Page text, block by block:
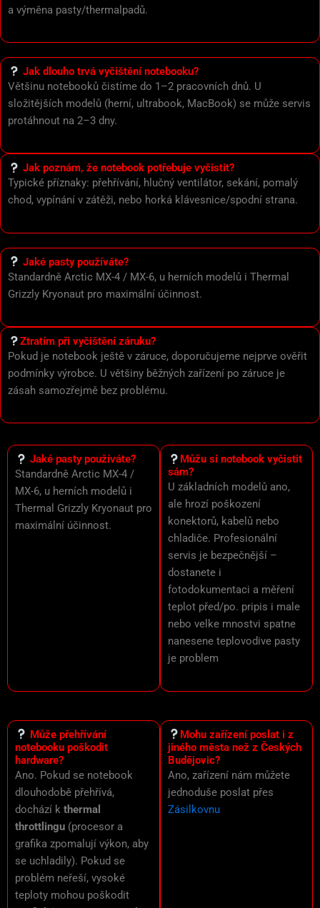
a výměna pasty/thermalpadů.
Jak dlouho trvá vyčištění notebooku?
Většinu notebooků čistíme do 1–2 pracovních dnů. U
složitějších modelů (herní, ultrabook, MacBook) se může servis
protáhnout na 2–3 dny.
Jak poznám, že notebook potřebuje vyčistit?
Typické příznaky: přehřívání, hlučný ventilátor, sekání, pomalý
chod, vypínání v zátěži, nebo horká klávesnice/spodní strana.
Jaké pasty používáte?
Standardně Arctic MX-4 / MX-6, u herních modelů i Thermal
Grizzly Kryonaut pro maximální účinnost.
Ztratím při vyčištění záruku?
Pokud je notebook ještě v záruce, doporučujeme nejprve ověřit
podmínky výrobce. U většiny běžných zařízení po záruce je
zásah samozřejmě bez problému.
Jaké pasty používáte?
Standardně Arctic MX-4 /
MX-6, u herních modelů i
Thermal Grizzly Kryonaut pro
maximální účinnost.
Můžu si notebook vyčistit
sám?
U základních modelů ano,
ale hrozí poškození
konektorů, kabelů nebo
chladiče. Profesionální
servis je bezpečnější –
dostanete i
fotodokumentaci a měření
teplot před/po. pripis i male
nebo velke mnostvi spatne
nanesene teplovodive pasty
je problem
Může přehřívání
notebooku poškodit
hardware?
Ano. Pokud se notebook
dlouhodobě přehřívá,
dochází k thermal
throttlingu (procesor a
grafika zpomalují výkon, aby
se uchladily). Pokud se
problém neřeší, vysoké
teploty mohou poškodit
Mohu zařízení poslat i z
jiného města než z Českých
Budějovic?
Ano, zařízení nám můžete
jednoduše poslat přes
Zásilkovnu